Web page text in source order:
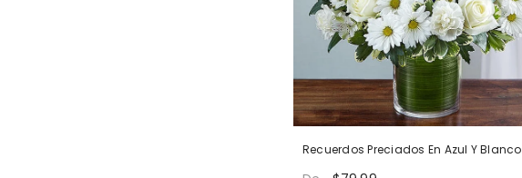
Recuerdos Preciados En Azul Y Blanco